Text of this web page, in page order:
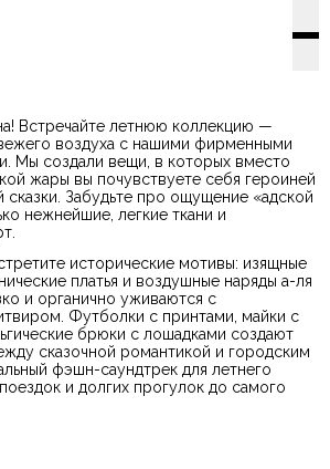
Встречайте летнюю коллекцию —
воздуха с нашими фирменными
Мы создали вещи, в которых вместо
жары вы почувствуете себя героиней
сказки. Забудьте про ощущение «адской
нежнейшие, легкие ткани и
исторические мотивы: изящные
платья и воздушные наряды а-ля
и органично уживаются с
Футболки с принтами, майки с
брюки с лошадками создают
сказочной романтикой и городским
фэшн-саундтрек для летнего
и долгих прогулок до самого